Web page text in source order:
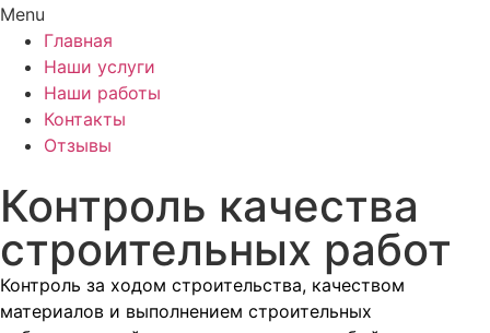
Menu
Главная
Наши услуги
Наши работы
Контакты
Отзывы
Контроль качества
строительных работ
Контроль за ходом строительства, качеством
материалов и выполнением строительных